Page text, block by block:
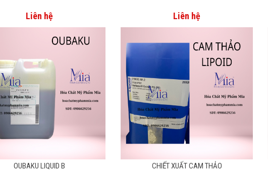
Liên hệ Liên hệ
OUBAKU LIQUID B CHIẾT XUẤT CAM THẢO